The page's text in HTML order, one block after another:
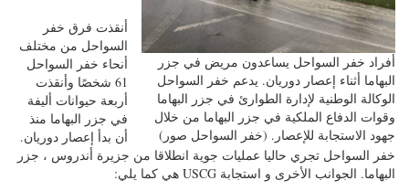
أفراد خفر السواحل يساعدون مريض في جزر
البهاما أثناء إعصار دوريان. يدعم خفر السواحل
الوكالة الوطنية لإدارة الطوارئ في جزر البهاما
وقوات الدفاع الملكية في جزر البهاما من خلال
جهود الاستجابة للإعصار. (خفر السواحل صور)
أنقذت فرق خفر
السواحل من مختلف
أنحاء خفر السواحل
61 شخصًا وأنقذت
أربعة حيوانات أليفة
في جزر البهاما منذ
أن بدأ إعصار دوريان.
خفر السواحل تجري حاليا عمليات جوية انطلاقا من جزيرة أندروس ، جزر
البهاما. الجوانب الأخرى و استجابة USCG هي كما يلي: